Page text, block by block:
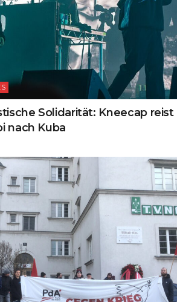
Solidarität: Kneecap reist
nach Kuba